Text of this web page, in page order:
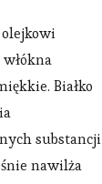
olejkowi
Białko
substancji
nawilża